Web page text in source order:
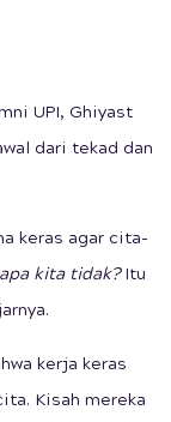
UPI, Ghiyast
dari tekad dan
keras agar cita-
kita tidak?Itu
kerja keras
Kisah mereka